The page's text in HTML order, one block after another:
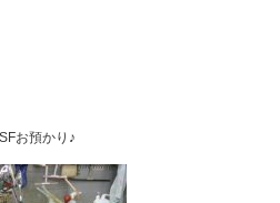
お預かり♪